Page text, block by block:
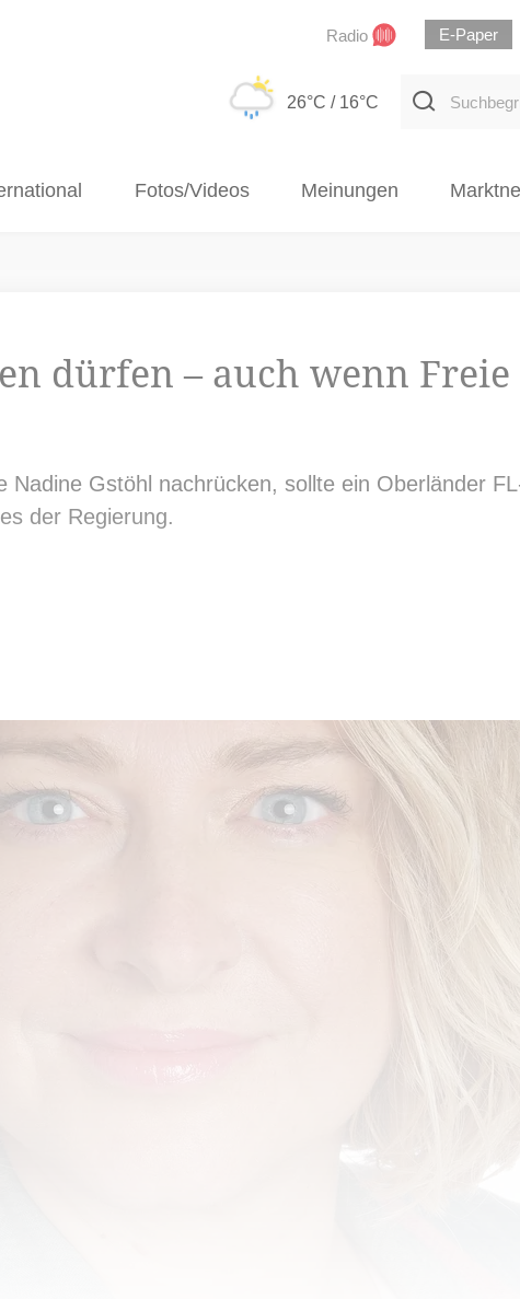
Radio E-Paper
26°C / 16°C
Suchbegriff
Fotos/Videos Meinungen
dürfen – auch wenn Freie
Nadine Gstöhl nachrücken, sollte ein Oberländer
der Regierung.